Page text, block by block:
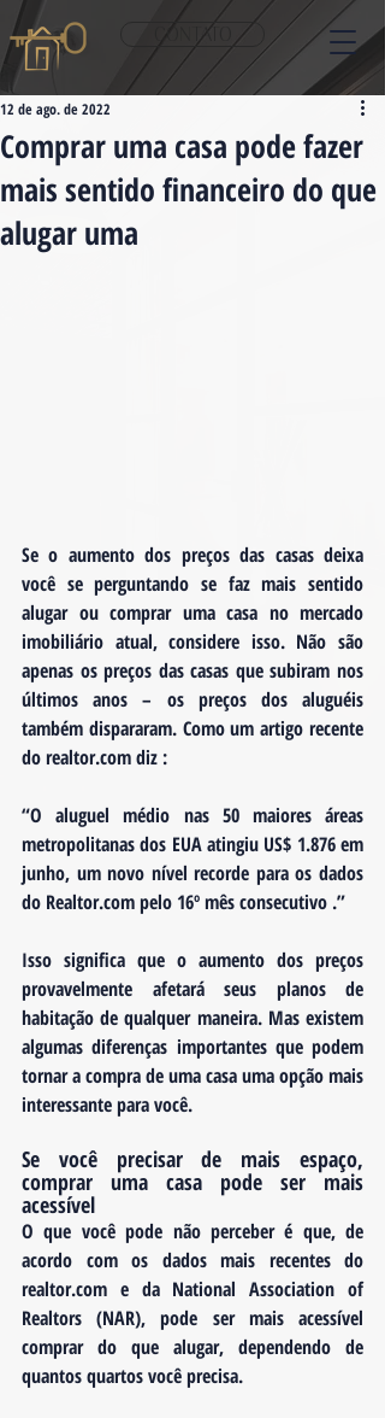
CONTATO
Comprar uma casa pode fazer
mais sentido financeiro do que
alugar uma
12 de ago. de 2022
Se o aumento dos preços das casas deixa
você se perguntando se faz mais sentido
alugar ou comprar uma casa no mercado
imobiliário atual, considere isso. Não são
apenas os preços das casas que subiram nos
últimos anos – os preços dos aluguéis
também dispararam. Como um artigo recente
do realtor.com diz :
“O aluguel médio nas 50 maiores áreas
metropolitanas dos EUA atingiu US$ 1.876 em
junho, um novo nível recorde para os dados
do Realtor.com pelo 16º mês consecutivo .”
Isso significa que o aumento dos preços
provavelmente afetará seus planos de
habitação de qualquer maneira. Mas existem
algumas diferenças importantes que podem
tornar a compra de uma casa uma opção mais
interessante para você.
Se você precisar de mais espaço,
comprar uma casa pode ser mais
acessível
O que você pode não perceber é que, de
acordo com os dados mais recentes do
realtor.com e da National Association of
Realtors (NAR), pode ser mais acessível
comprar do que alugar, dependendo de
quantos quartos você precisa.